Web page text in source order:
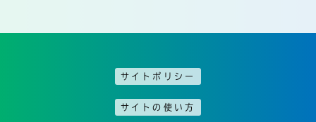
サイトポリシー
サイトの使い方